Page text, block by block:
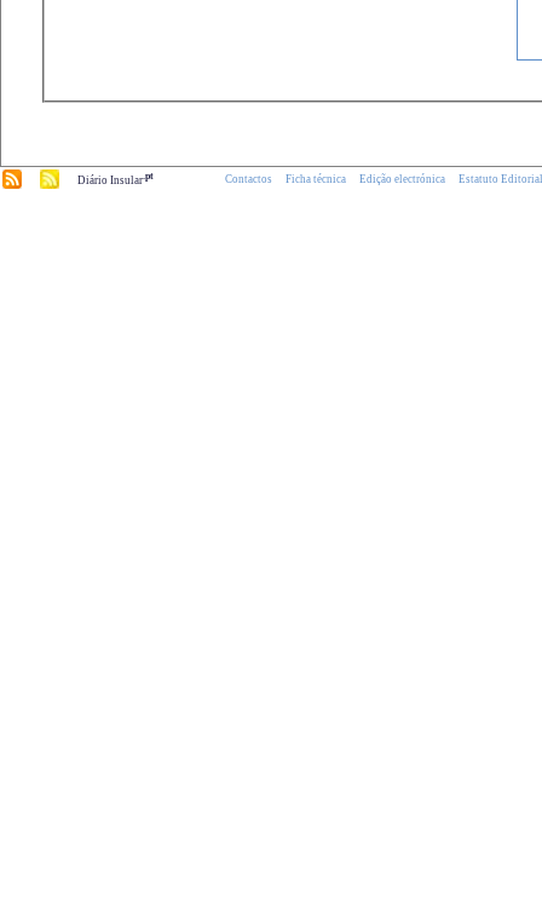
Diário Insular.pt Contactos Ficha técnica Edição electrónica Estatuto Editorial